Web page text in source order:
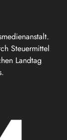
Steuermittel
Landtag